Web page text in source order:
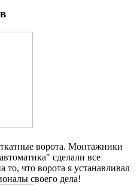
ворота. Монтажники
сделали все
то, что ворота я устанавливал
своего дела!